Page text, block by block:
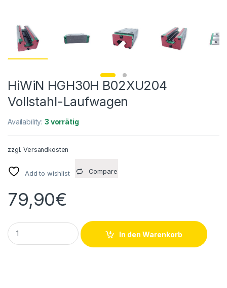
HiWiN HGH30H B02XU204
Vollstahl-Laufwagen
Availability:3 vorrätig
zzgl.Versandkosten
Add to wishlist Compare
79,90€
HiWiN HGH30H B02XU204 Vollstahl-Laufwagen quantity
In den Warenkorb